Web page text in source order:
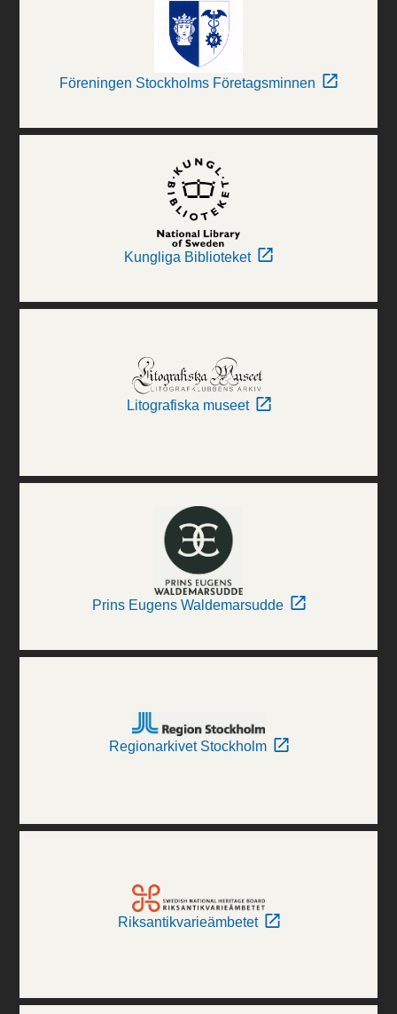
Föreningen Stockholms Företagsminnen
Kungliga Biblioteket
Litografiska museet
Prins Eugens Waldemarsudde
Regionarkivet Stockholm
Riksantikvarieämbetet